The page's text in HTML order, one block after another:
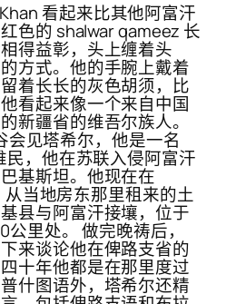
看起来比其他阿富汗
色的 shalwar qameez 长
得益彰，头上缠着头
方式。他的手腕上戴着
着长长的灰色胡须，比
看起来像一个来自中国
新疆省的维吾尔族人。
会见塔希尔，他是一名
民，他在苏联入侵阿富汗
基斯坦。他现在在
当地房东那里租来的土
县与阿富汗接壤，位于
里处。 做完晚祷后，
来谈论他在俾路支省的
十年他都是在那里度过
什图语外，塔希尔还精